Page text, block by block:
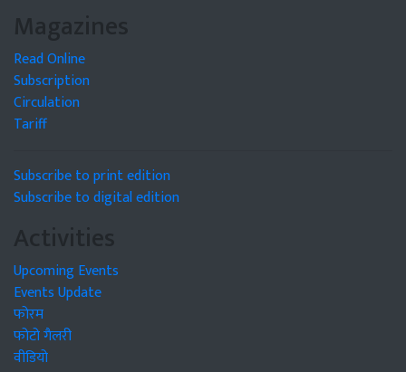
Magazines
Read Online
Subscription
Circulation
Tariff
Subscribe to print edition
Subscribe to digital edition
Activities
Upcoming Events
Events Update
फोरम
फोटो गैलरी
वीडियो